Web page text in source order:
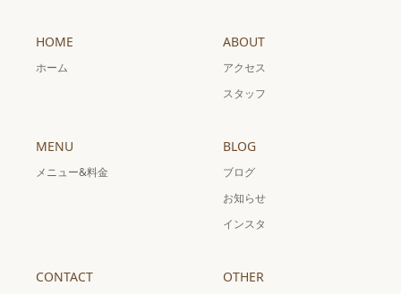
HOME
ホーム
ABOUT
アクセス
スタッフ
MENU
メニュー&料金
BLOG
ブログ
お知らせ
インスタ
CONTACT OTHER